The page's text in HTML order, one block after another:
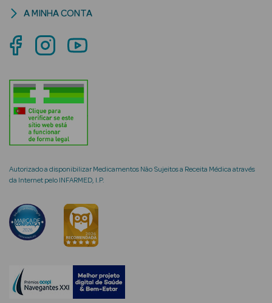
Criança
Rosto e
Ver Tudo
Rosto
Séruns Faciais
Anti-
envelhecimento
Autorizado a disponibilizar Medicamentos Não Sujeitos a Receita Médica através
da Internet pelo INFARMED, I.P.
A MINHA CONTA